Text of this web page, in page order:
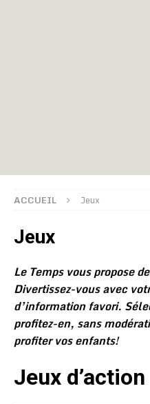
ACCUEIL Jeux
Jeux
Le Temps vous propose
Divertissez-vous avec
d’information favori.
profitez-en, sans
profiter vos enfants!
Jeux d’action